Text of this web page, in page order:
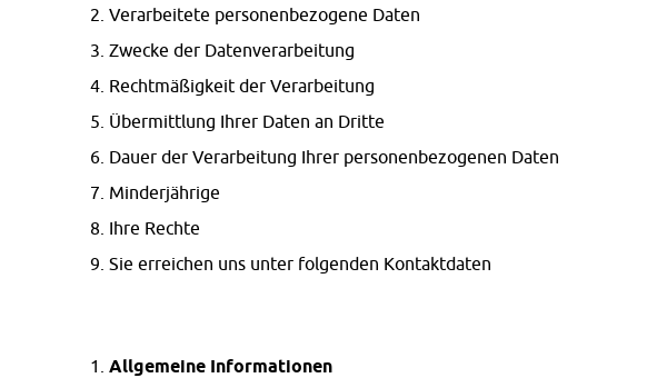
Verarbeitete personenbezogene Daten
Zwecke der Datenverarbeitung
Rechtmäßigkeit der Verarbeitung
Übermittlung Ihrer Daten an Dritte
Dauer der Verarbeitung Ihrer personenbezogenen Daten
Minderjährige
Ihre Rechte
Sie erreichen uns unter folgenden Kontaktdaten
Allgemeine Informationen